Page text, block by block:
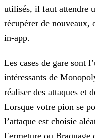
utilisés, il faut attendre
récupérer de nouveaux,
in-app.
Les cases de gare sont
intéressants de
réaliser des attaques et
Lorsque votre pion se
l’attaque est choisie